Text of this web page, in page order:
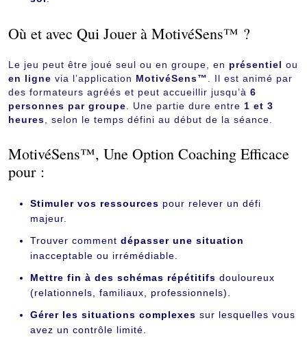
Où et avec Qui Jouer à MotivéSens™ ?
Le jeu peut être joué seul ou en groupe, en présentiel ou
en ligne via l’application MotivéSens™. Il est animé par
des formateurs agréés et peut accueillir jusqu’à 6
personnes par groupe. Une partie dure entre 1 et 3
heures, selon le temps défini au début de la séance.
MotivéSens™, Une Option Coaching Efficace
pour :
Stimuler vos ressources pour relever un défi
majeur.
Trouver comment dépasser une situation
inacceptable ou irrémédiable.
Mettre fin à des schémas répétitifs douloureux
(relationnels, familiaux, professionnels).
Gérer les situations complexes sur lesquelles vous
avez un contrôle limité.